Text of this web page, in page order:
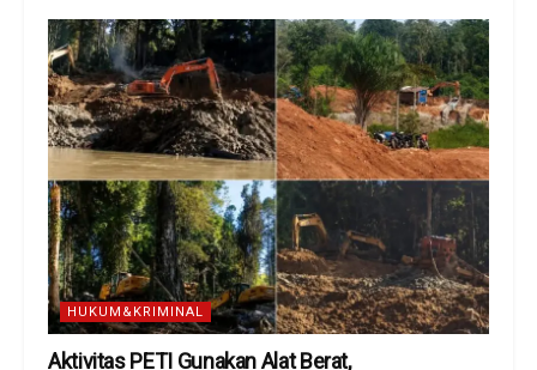
HUKUM&KRIMINAL
Aktivitas PETI Gunakan Alat Berat,